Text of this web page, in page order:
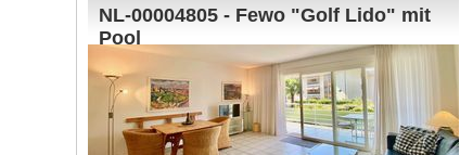
NL-00004805 - Fewo "Golf Lido" mit
Pool